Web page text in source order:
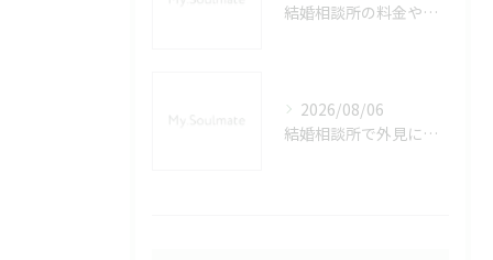
結婚相談所の料金や相場を埼玉県秩父郡小鹿野町で徹底比較して安心の婚活を始める方法
2026/08/06
結婚相談所で外見に自信がない女性が埼玉県秩父郡長瀞町で選ばれるための婚活戦略と印象アップ術